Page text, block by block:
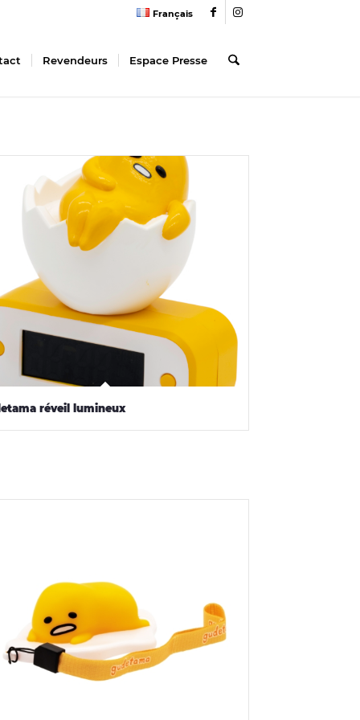
Français
Revendeurs Espace Presse
réveil lumineux